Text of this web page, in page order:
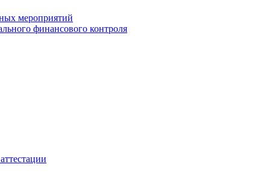
мероприятий
финансового контроля